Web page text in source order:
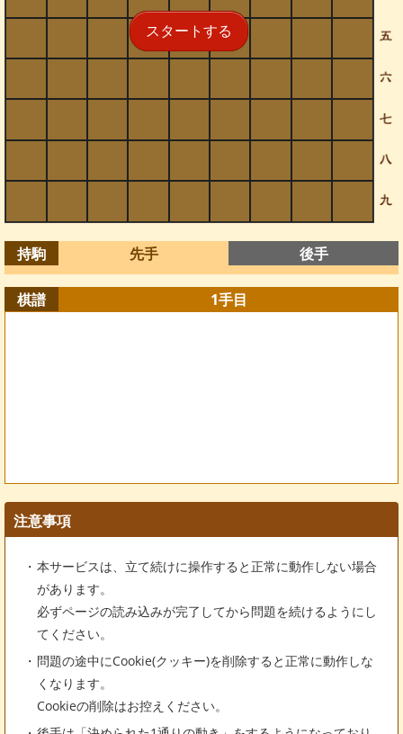
スタートする
持駒 先手 後手
棋譜 1手目
注意事項
本サービスは、立て続けに操作すると正常に動作しない場合
があります。
必ずページの読み込みが完了してから問題を続けるようにし
てください。
問題の途中にCookie(クッキー)を削除すると正常に動作しな
くなります。
Cookieの削除はお控えください。